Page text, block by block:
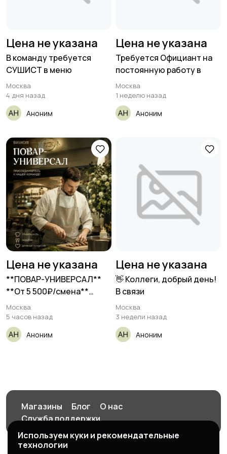
Цена не указана
В команду требуется
СУШИСТ в меню
Москва
4 дня назад
Аноним
Цена не указана
Требуется Официант на
постоянную работу в
Москва
1 неделю назад
Аноним
Цена не указана
**ПОВАР-УНИВЕРСАЛ**
**От 5 500₽/смена**
__Булка__ •
Москва
5 часов назад
Аноним
Цена не указана
👋 Коллеги, добрый день!
В связи
Москва
3 недели назад
Аноним
Магазины Блог
О нас
Служба поддержки
Используем куки и рекомендательные
технологии